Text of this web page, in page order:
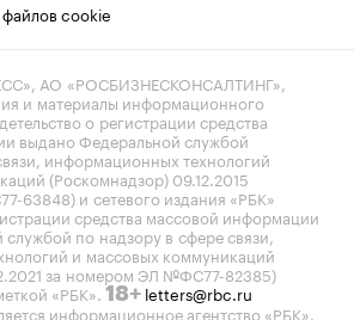
cookie
АО «РОСБИЗНЕСКОНСАЛТИНГ»,
и материалы информационного
о регистрации средства
выдано Федеральной службой
информационных технологий
(Роскомнадзор) 09.12.2015
63848) и сетевого издания «РБК»
средства массовой информации
по надзору в сфере связи,
и массовых коммуникаций
за номером ЭЛ №ФС77-82385)
«РБК». 18+ letters@rbc.ru
информационное агентство «РБК».